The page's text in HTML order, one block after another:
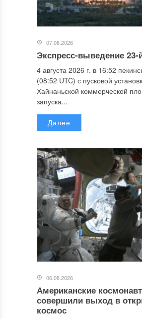
07.08.2026
Экспресс-выведение 23-
4 августа 2026 г. в 16:52
(08:52 UTC) с пусковой
Хайнаньской коммерческой
запуска...
Далее
06.08.2026
Американские
совершили выход в
космос